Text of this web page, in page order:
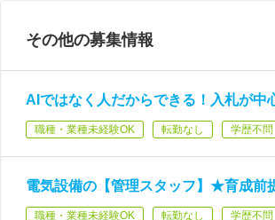
その他の募集情報
AIではなく人だからできる！入札が
職種・業種未経験OK 転勤なし 学歴不問
電気設備の【管理スタッフ】★育成前
職種・業種未経験OK 転勤なし 学歴不問